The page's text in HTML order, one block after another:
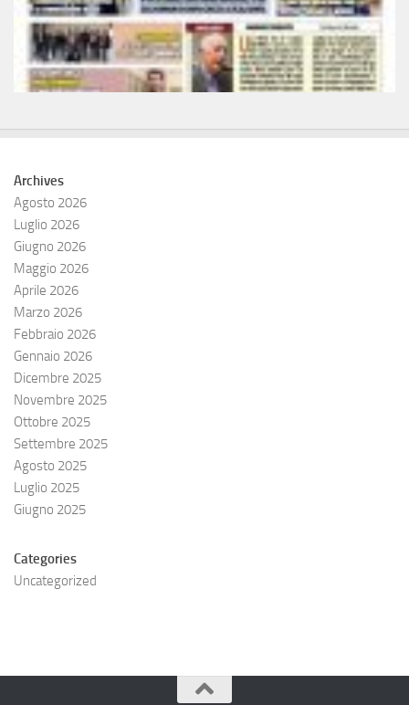
Archives
Agosto 2026
Luglio 2026
Giugno 2026
Maggio 2026
Aprile 2026
Marzo 2026
Febbraio 2026
Gennaio 2026
Dicembre 2025
Novembre 2025
Ottobre 2025
Settembre 2025
Agosto 2025
Luglio 2025
Giugno 2025
Categories
Uncategorized